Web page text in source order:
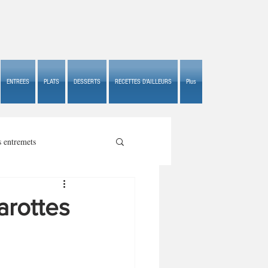
ENTREES PLATS DESSERTS RECETTES D'AILLEURS Plus
entremets